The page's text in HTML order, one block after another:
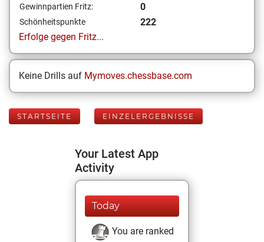
Gewinnpartien Fritz: 0
Schönheitspunkte
222
Erfolge gegen Fritz...
Keine Drills auf Mymoves.chessbase.com
STARTSEITE EINZELERGEBNISSE
Your Latest App
Activity
Today
You are ranked